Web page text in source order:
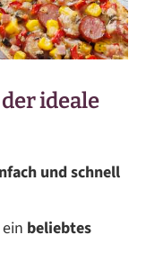
ideale
und schnell
beliebtes